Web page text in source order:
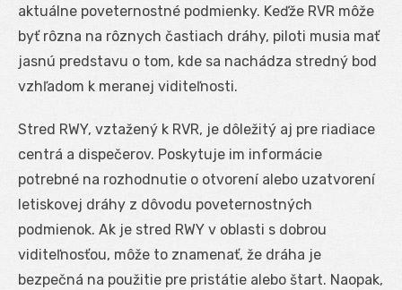
aktuálne poveternostné podmienky. Keďže RVR môže
byť rôzna na rôznych častiach dráhy, piloti musia mať
jasnú predstavu o tom, kde sa nachádza stredný bod
vzhľadom k meranej viditeľnosti.
Stred RWY, vztažený k RVR, je dôležitý aj pre riadiace
centrá a dispečerov. Poskytuje im informácie
potrebné na rozhodnutie o otvorení alebo uzatvorení
letiskovej dráhy z dôvodu poveternostných
podmienok. Ak je stred RWY v oblasti s dobrou
viditeľnosťou, môže to znamenať, že dráha je
bezpečná na použitie pre pristátie alebo štart. Naopak,